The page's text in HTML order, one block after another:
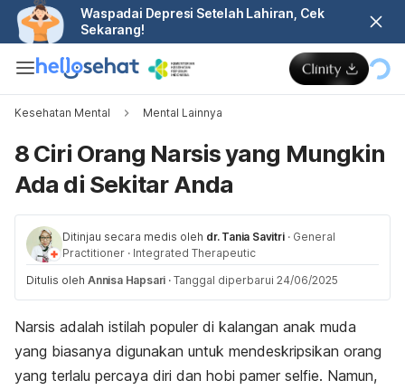
Waspadai Depresi Setelah Lahiran, Cek
Sekarang!
Kesehatan Mental Mental Lainnya
8 Ciri Orang Narsis yang Mungkin
Ada di Sekitar Anda
Ditinjau secara medis oleh dr. Tania Savitri · General
Practitioner · Integrated Therapeutic
Ditulis oleh Annisa Hapsari · Tanggal diperbarui 24/06/2025
Narsis adalah istilah populer di kalangan anak muda
yang biasanya digunakan untuk mendeskripsikan orang
yang terlalu percaya diri dan hobi pamer selfie. Namun,